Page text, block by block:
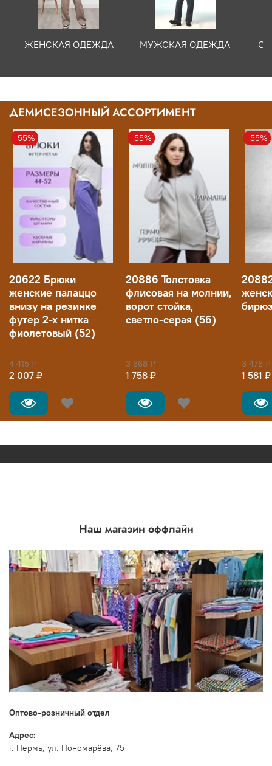
ЖЕНСКАЯ ОДЕЖДА МУЖСКАЯ ОДЕЖДА
ДЕМИСЕЗОННЫЙ АССОРТИМЕНТ
-55%
20622 Брюки
женские палаццо
внизу на резинке
футер 2-х нитка
фиолетовый (52)
4 415 ₽
2 007 ₽
-55%
20886 Толстовка
флисовая на молнии,
ворот стойка,
светло-серая (56)
3 868 ₽
1 758 ₽
-55%
3 478 ₽
1 581 ₽
Наш магазин оффлайн
Оптово-розничный отдел
Адрес:
г. Пермь, ул. Пономарëва, 75